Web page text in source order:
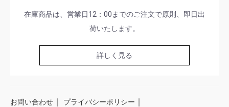
在庫商品は、営業日12：00までのご注文で原則、即日出
荷いたします。
詳しく見る
お問い合わせ プライバシーポリシー